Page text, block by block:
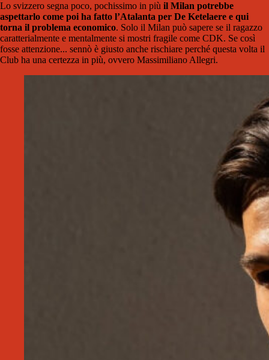
Lo svizzero segna poco, pochissimo in più il Milan potrebbe
aspettarlo come poi ha fatto l’Atalanta per De Ketelaere e qui
torna il problema economico. Solo il Milan può sapere se il ragazzo
caratterialmente e mentalmente si mostri fragile come CDK. Se così
fosse attenzione... sennò è giusto anche rischiare perché questa volta il
Club ha una certezza in più, ovvero Massimiliano Allegri.